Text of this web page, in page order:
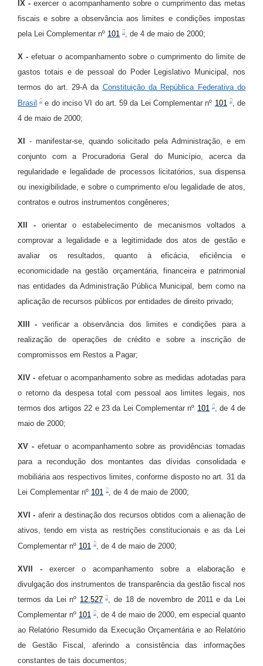
IX - exercer o acompanhamento sobre o cumprimento das metas
fiscais e sobre a observância aos limites e condições impostas
pela Lei Complementar nº 101 , de 4 de maio de 2000;
X - efetuar o acompanhamento sobre o cumprimento do limite de
gastos totais e de pessoal do Poder Legislativo Municipal, nos
termos do art. 29-A da Constituição da República Federativa do
Brasil
e do inciso VI do art. 59 da Lei Complementar nº 101
, de
4 de maio de 2000;
XI - manifestar-se, quando solicitado pela Administração, e em
conjunto com a Procuradoria Geral do Município, acerca da
regularidade e legalidade de processos licitatórios, sua dispensa
ou inexigibilidade, e sobre o cumprimento e/ou legalidade de atos,
contratos e outros instrumentos congêneres;
XII -orientar o estabelecimento de mecanismos voltados a
comprovar a legalidade e a legitimidade dos atos de gestão e
avaliar os resultados, quanto à eficácia, eficiência e
economicidade na gestão orçamentária, financeira e patrimonial
nas entidades da Administração Pública Municipal, bem como na
aplicação de recursos públicos por entidades de direito privado;
XIII - verificar a observância dos limites e condições para a
realização de operações de crédito e sobre a inscrição de
compromissos em Restos a Pagar;
XIV - efetuar o acompanhamento sobre as medidas adotadas para
o retorno da despesa total com pessoal aos limites legais, nos
termos dos artigos 22 e 23 da Lei Complementar nº 101
, de 4 de
maio de 2000;
XV -efetuar o acompanhamento sobre as providências tomadas
para a recondução dos montantes das dívidas consolidada e
mobiliária aos respectivos limites, conforme disposto no art. 31 da
Lei Complementar nº 101 , de 4 de maio de 2000;
XVI - aferir a destinação dos recursos obtidos com a alienação de
ativos, tendo em vista as restrições constitucionais e as da Lei
Complementar nº 101 , de 4 de maio de 2000;
XVII - exercer o acompanhamento sobre a elaboração e
divulgação dos instrumentos de transparência da gestão fiscal nos
termos da Lei nº 12.527
, de 18 de novembro de 2011 e da Lei
Complementar nº 101
, de 4 de maio de 2000, em especial quanto
ao Relatório Resumido da Execução Orçamentária e ao Relatório
de Gestão Fiscal, aferindo a consistência das informações
constantes de tais documentos;